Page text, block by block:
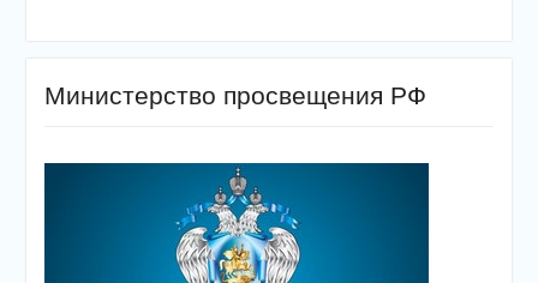
Министерство просвещения РФ